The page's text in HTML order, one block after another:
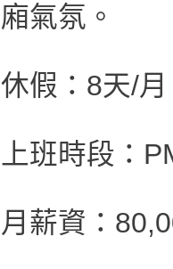
廂氣氛。
休假：8天/月
上班時段：
月薪資：